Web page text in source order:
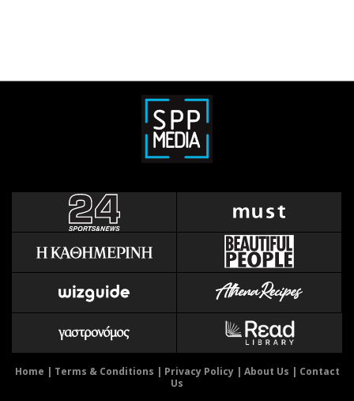
Home | Terms & Conditions | Privacy Policy| About Us | Contact
Us